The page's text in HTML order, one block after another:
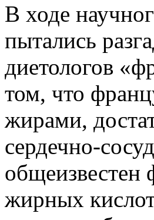
В ходе
пытались
диетологов
том, что
жирами,
сердечно-
общеизвестен
жирных